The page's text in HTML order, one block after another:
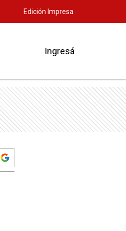
Edición Impresa
Ingresá